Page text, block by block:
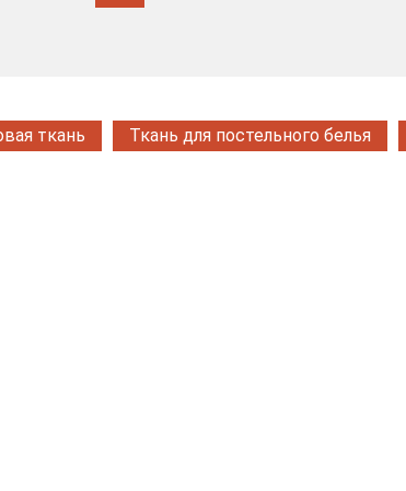
ткань Ткань для постельного белья